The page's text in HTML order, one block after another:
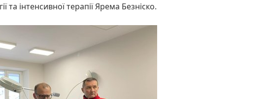
та інтенсивної терапії Ярема Безніско.